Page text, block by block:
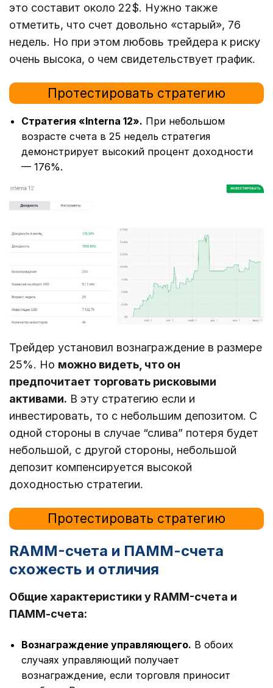
это составит около 22$. Нужно также
отметить, что счет довольно «старый», 76
недель. Но при этом любовь трейдера к риску
очень высока, о чем свидетельствует график.
Протестировать стратегию
Стратегия «Interna 12». При небольшом
возрасте счета в 25 недель стратегия
демонстрирует высокий процент доходности
— 176%.
Трейдер установил вознаграждение в размере
25%. Но можно видеть, что он
предпочитает торговать рисковыми
активами. В эту стратегию если и
инвестировать, то с небольшим депозитом. С
одной стороны в случае “слива” потеря будет
небольшой, с другой стороны, небольшой
депозит компенсируется высокой
доходностью стратегии.
Протестировать стратегию
RAMM-счета и ПАММ-счета
схожесть и отличия
Общие характеристики у RAMM-счета и
ПАММ-счета:
Вознаграждение управляющего. В обоих
случаях управляющий получает
вознаграждение, если торговля приносит